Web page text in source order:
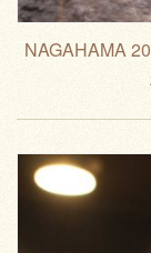
NAGAHAMA